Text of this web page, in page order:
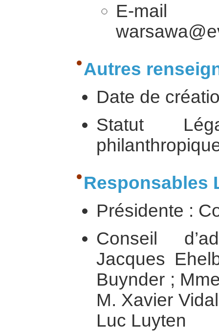
E-
Autres
Date de
Statut
Responsables
Présidente :
Conseil
Jacques
Buynder ;
M. Xavier
Luc Luyten